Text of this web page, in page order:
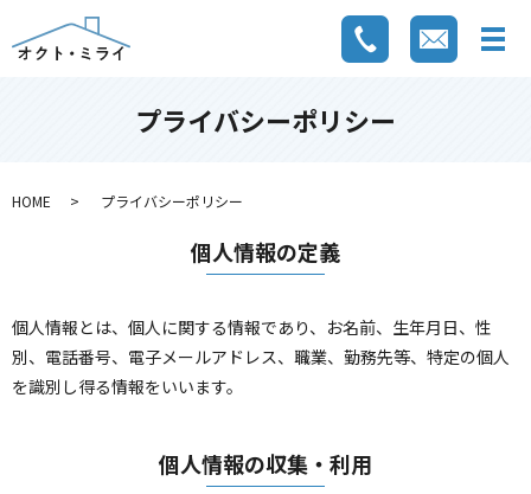
プライバシーポリシー
HOME プライバシーポリシー
個人情報の定義
個人情報とは、個人に関する情報であり、お名前、生年月日、性
別、電話番号、電子メールアドレス、職業、勤務先等、特定の個人
を識別し得る情報をいいます。
個人情報の収集・利用